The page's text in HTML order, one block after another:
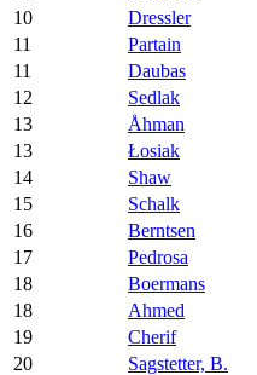
10
Dressler
11
Partain
11
Daubas
12
Sedlak
13
Åhman
13
Łosiak
14
Shaw
15
Schalk
16
Berntsen
17
Pedrosa
18
Boermans
18
Ahmed
19
Cherif
20
Sagstetter, B.